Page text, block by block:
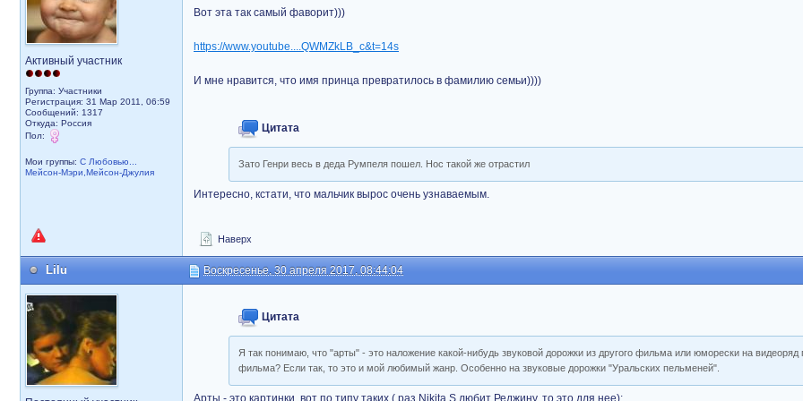
Активный участник
Группа: Участники
Регистрация: 31 Мар 2011, 06:59
Сообщений: 1317
Откуда: Россия
Пол:
Мои группы: С Любовью...
Мейсон-Мэри,Мейсон-Джулия
Вот эта так самый фаворит)))
https://www.youtube....QWMZkLB_c&t=14s
И мне нравится, что имя принца превратилось в фамилию семьи))))
Цитата
Зато Генри весь в деда Румпеля пошел. Нос такой же отрастил
Интересно, кстати, что мальчик вырос очень узнаваемым.
Наверх
Lilu Воскресенье, 30 апреля 2017, 08:44:04
Цитата
Я так понимаю, что "арты" - это наложение какой-нибудь звуковой дорожки из другого фильма или юморески на видеоряд
фильма? Если так, то это и мой любимый жанр. Особенно на звуковые дорожки "Уральских пельменей".
Арты - это картинки, вот по типу таких ( раз Nikita S любит Реджину, то это для нее):